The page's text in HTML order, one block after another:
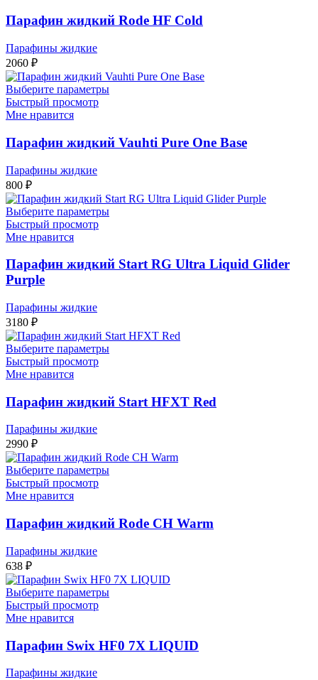
Парафин жидкий Rode HF Cold
Парафины жидкие
2060 ₽
Выберите параметры
Быстрый просмотр
Мне нравится
Парафин жидкий Vauhti Pure One Base
Парафины жидкие
800 ₽
Выберите параметры
Быстрый просмотр
Мне нравится
Парафин жидкий Start RG Ultra Liquid Glider
Purple
Парафины жидкие
3180 ₽
Выберите параметры
Быстрый просмотр
Мне нравится
Парафин жидкий Start HFXT Red
Парафины жидкие
2990 ₽
Выберите параметры
Быстрый просмотр
Мне нравится
Парафин жидкий Rode CH Warm
Парафины жидкие
638 ₽
Выберите параметры
Быстрый просмотр
Мне нравится
Парафин Swix HF0 7X LIQUID
Парафины жидкие